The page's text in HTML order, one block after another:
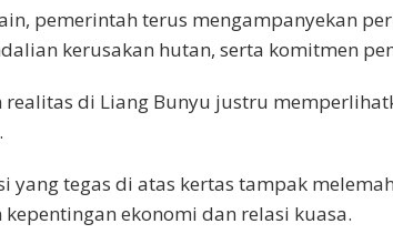
pemerintah terus mengampanyekan
kerusakan hutan, serta komitmen
realitas di Liang Bunyu justru
yang tegas di atas kertas tampak
kepentingan ekonomi dan relasi kuasa.